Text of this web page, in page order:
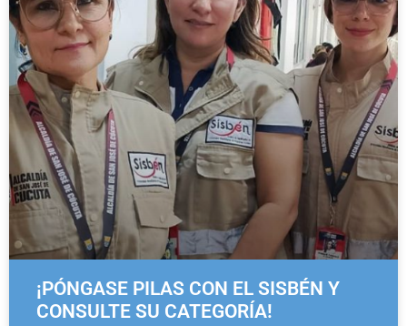
¡PÓNGASE PILAS CON EL SISBÉN Y
CONSULTE SU CATEGORÍA!